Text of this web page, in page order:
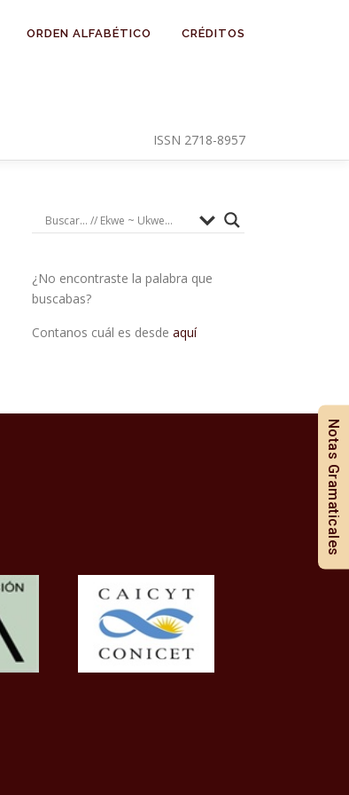
ORDEN ALFABÉTICO CRÉDITOS
ISSN 2718-8957
¿No encontraste la palabra que
buscabas?
Contanos cuál es desde aquí
Notas Gramaticales